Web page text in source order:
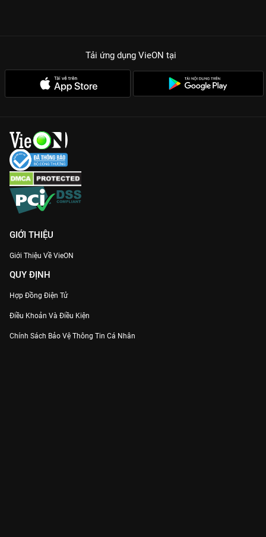
Tải ứng dụng VieON tại
GIỚI THIỆU
Giới Thiệu Về VieON
QUY ĐỊNH
Hợp Đồng Điện Tử
Điều Khoản Và Điều Kiện
Chính Sách Bảo Vệ Thông Tin Cá Nhân